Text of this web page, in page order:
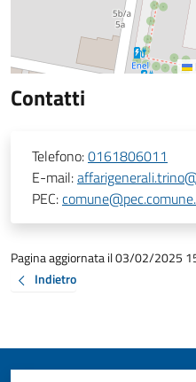
Contatti
Telefono:0161806011
E-mail:
PEC:
Pagina aggiornata il 03/02/2025
Indietro